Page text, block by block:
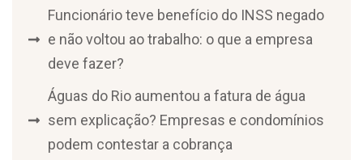
Funcionário teve benefício do INSS negado
e não voltou ao trabalho: o que a empresa
deve fazer?
Águas do Rio aumentou a fatura de água
sem explicação? Empresas e condomínios
podem contestar a cobrança